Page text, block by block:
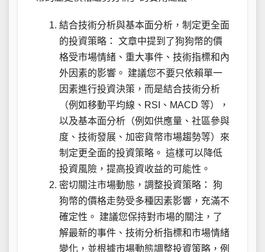
結合技術分析與基本面分析，制定更全面
的投資策略： 文章中提到了狗狗幣的價
格受市場情緒、重大事件、技術指標和內
外因素的影響。 建議您不要只依賴單一
因素進行投資決策，而是結合技術分析
（例如移動平均線、RSI、MACD 等），
以及基本面分析（例如供應量、社區參與
度、技術發展、加密貨幣市場趨勢等）來
制定更全面的投資策略。 這樣可以降低
投資風險，提高投資收益的可能性。
密切關注市場動態，調整投資策略： 狗
狗幣的價格走勢受多種因素影響，充滿不
確定性。 建議您保持對市場的關注，了
解最新的事件、技術分析指標和市場情緒
變化，並根據市場動態調整投資策略，例